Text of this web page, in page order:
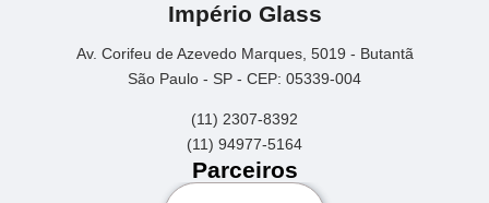
Império Glass
Av. Corifeu de Azevedo Marques, 5019 - Butantã
São Paulo - SP - CEP: 05339-004
(11) 2307-8392
(11) 94977-5164
Parceiros